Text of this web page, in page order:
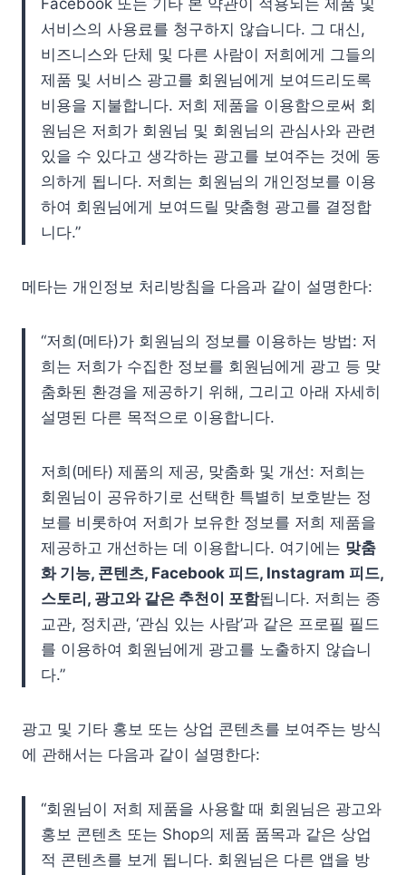
Facebook 또는 기타 본 약관이 적용되는 제품 및
서비스의 사용료를 청구하지 않습니다. 그 대신,
비즈니스와 단체 및 다른 사람이 저희에게 그들의
제품 및 서비스 광고를 회원님에게 보여드리도록
비용을 지불합니다. 저희 제품을 이용함으로써 회
원님은 저희가 회원님 및 회원님의 관심사와 관련
있을 수 있다고 생각하는 광고를 보여주는 것에 동
의하게 됩니다. 저희는 회원님의 개인정보를 이용
하여 회원님에게 보여드릴 맞춤형 광고를 결정합
니다.”
메타는 개인정보 처리방침을 다음과 같이 설명한다:
“저희(메타)가 회원님의 정보를 이용하는 방법: 저
희는 저희가 수집한 정보를 회원님에게 광고 등 맞
춤화된 환경을 제공하기 위해, 그리고 아래 자세히
설명된 다른 목적으로 이용합니다.
저희(메타) 제품의 제공, 맞춤화 및 개선: 저희는
회원님이 공유하기로 선택한 특별히 보호받는 정
보를 비롯하여 저희가 보유한 정보를 저희 제품을
제공하고 개선하는 데 이용합니다. 여기에는 맞춤
화 기능, 콘텐츠, Facebook 피드, Instagram 피드,
스토리, 광고와 같은 추천이 포함됩니다. 저희는 종
교관, 정치관, ‘관심 있는 사람’과 같은 프로필 필드
를 이용하여 회원님에게 광고를 노출하지 않습니
다.”
광고 및 기타 홍보 또는 상업 콘텐츠를 보여주는 방식
에 관해서는 다음과 같이 설명한다:
“회원님이 저희 제품을 사용할 때 회원님은 광고와
홍보 콘텐츠 또는 Shop의 제품 품목과 같은 상업
적 콘텐츠를 보게 됩니다. 회원님은 다른 앱을 방